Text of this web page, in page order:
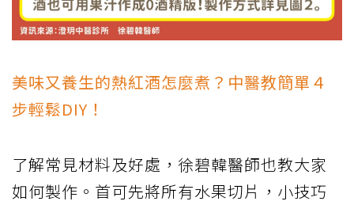
美味又養生的熱紅酒怎麼煮？中醫教簡單４
步輕鬆DIY！
了解常見材料及好處，徐碧韓醫師也教大家
如何製作。首可先將所有水果切片，小技巧